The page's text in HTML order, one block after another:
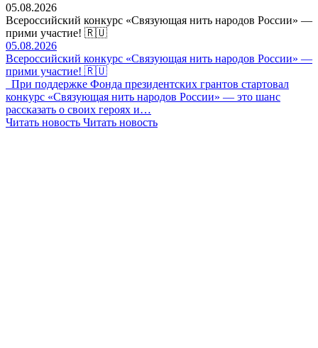
05.08.2026
Всероссийский конкурс «Связующая нить народов России» —
прими участие! 🇷🇺
05.08.2026
Всероссийский конкурс «Связующая нить народов России» —
прими участие! 🇷🇺
При поддержке Фонда президентских грантов стартовал
конкурс «Связующая нить народов России» — это шанс
рассказать о своих героях и…
Читать новость Читать новость